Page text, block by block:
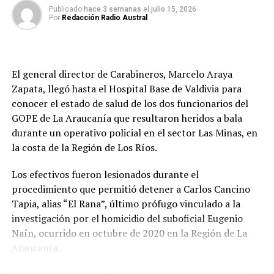
La detención de«El Rana»permitió concretar la
captura del último imputado que permanecía prófugo
en la Ruta 5 Sur, en la comuna de Padre Las Casas.
El Ministerio Público informó que, una vez que las
condiciones médicas del detenido lo permitan, será
formalizado por el ataque contra los funcionarios del
GOPE. Paralelamente, deberá enfrentar la audiencia por
la causa que investiga el homicidio del cabo Naín.
Duelo comunal
Tras conocerse la muerte del funcionario policial, la
Municipalidad de Valdivia manifestó sus condolencias a
la familia de Marco Cosme Barquero, a sus compañeros
permanece en estado grave, mientras que el segundo
fue lesionado en el abdomen y presenta una evolución
está en una situación de gravedad. Hay un segundo
funcionario del GOPE herido con un impacto de
proyectil en su abdomen, pero está en un estado de
menor gravedad que el primero”, señaló el fiscal Bustos.
El imputado también resultó herido durante el
siendo trasladado hasta el Hospital Base de Valdivia
fuera de riesgo vital.
Investigación por homicidio de Eugenio
Naín
Publicado hace 3 semanas el julio 15, 2026
Por Redacción Radio Austral
El general director de Carabineros, Marcelo Araya
Zapata, llegó hasta el Hospital Base de Valdivia para
conocer el estado de salud de los dos funcionarios del
GOPE de La Araucanía que resultaron heridos a bala
durante un operativo policial en el sector Las Minas, en
la costa de la Región de Los Ríos.
Los efectivos fueron lesionados durante el
procedimiento que permitió detener a Carlos Cancino
Tapia, alias “El Rana”, último prófugo vinculado a la
investigación por el homicidio del suboficial Eugenio
Naín, ocurrido en octubre de 2020 en la Región de La
Araucanía.